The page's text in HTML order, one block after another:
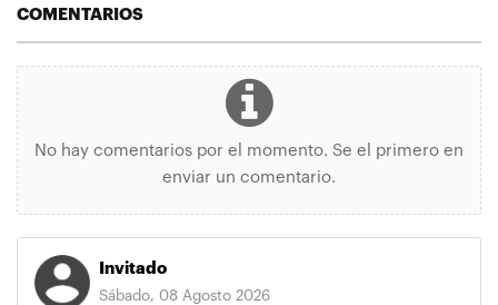
COMENTARIOS
No hay comentarios por el momento. Se el primero en
enviar un comentario.
Invitado
Sábado, 08 Agosto 2026